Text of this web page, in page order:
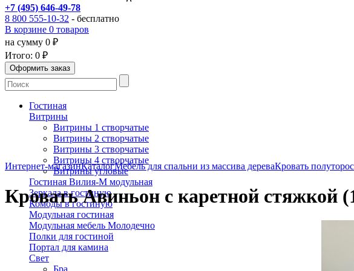
+7 (495) 646-49-78
8 800 555-10-32 - бесплатно
В корзине 0 товаров
на сумму 0 ₽
Итого: 0 ₽
Гостиная
Витрины
Витрины 1 створчатые
Витрины 2 створчатые
Витрины 3 створчатые
Витрины 4 створчатые
Витрины угловые
Гостиная Вилия-М модульная
Зеркала в гостиную
Комоды в гостиную
Модульная гостиная
Модульная мебель Молодечно
Полки для гостиной
Портал для камина
Свет
Интернет-магазинКаталогМебель для спальни из массива дереваКровать
Кровать Авиньон с каретной стяжкой